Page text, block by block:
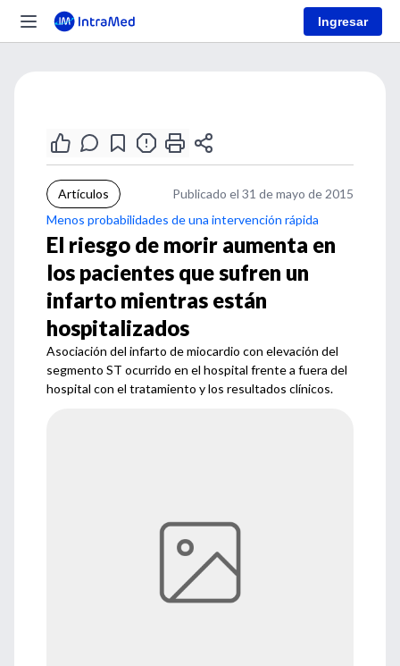
Ingresar
Artículos
Publicado el 31 de mayo de 2015
Menos probabilidades de una intervención rápida
El riesgo de morir aumenta en
los pacientes que sufren un
infarto mientras están
hospitalizados
Asociación del infarto de miocardio con elevación del
segmento ST ocurrido en el hospital frente a fuera del
hospital con el tratamiento y los resultados clínicos.